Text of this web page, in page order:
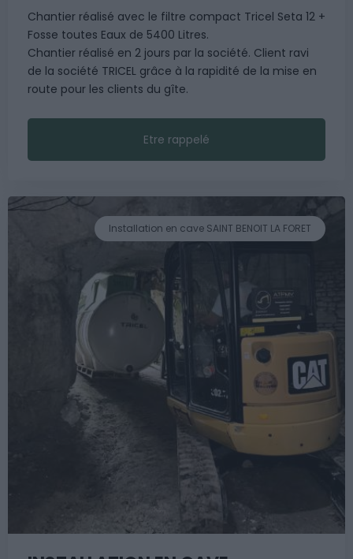
Chantier réalisé avec le filtre compact Tricel Seta 12 +
Fosse toutes Eaux de 5400 Litres.
Chantier réalisé en 2 jours par la société. Client ravi
de la société TRICEL grâce à la rapidité de la mise en
route pour les clients du gîte.
Etre rappelé
Installation en cave SAINT BENOIT LA FORET